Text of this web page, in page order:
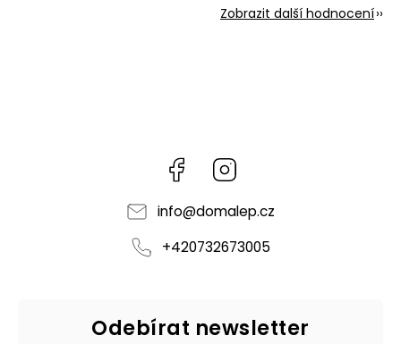
Zobrazit další hodnocení
Facebook
info@domalep.cz
+420732673005
Odebírat newsletter